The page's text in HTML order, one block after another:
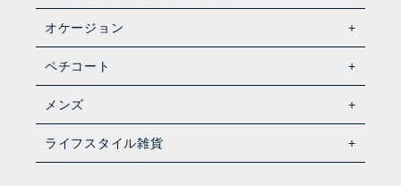
オケージョン
ペチコート
メンズ
ライフスタイル雑貨